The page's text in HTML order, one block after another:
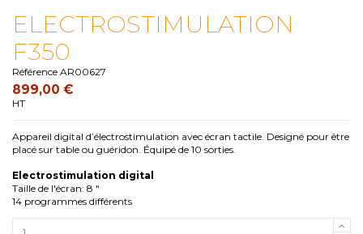
ELECTROSTIMULATION
F350
Référence AR00627
899,00 €
HT
Appareil digital d’électrostimulation avec écran tactile. Designé pour être
placé sur table ou guéridon. Équipé de 10 sorties.
Electrostimulation digital
Taille de l'écran: 8 "
14 programmes différents